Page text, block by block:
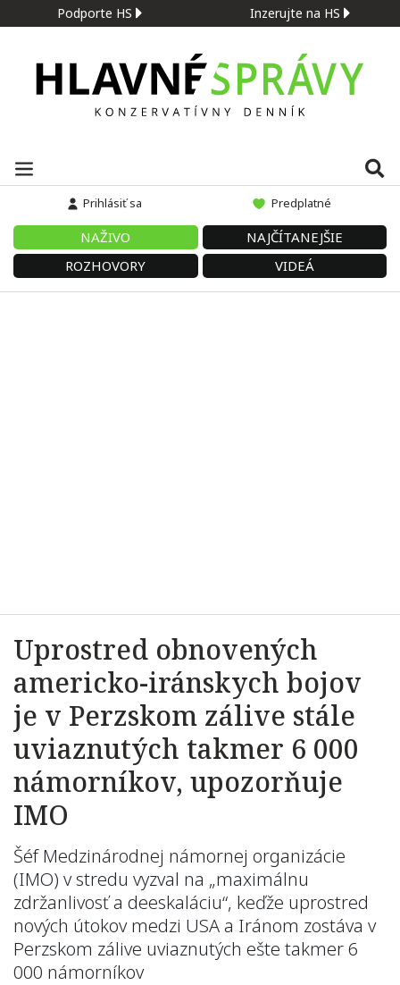
Podporte HS Inzerujte na HS
Prihlásiť sa Predplatné
NAŽIVO
NAJČÍTANEJŠIE
ROZHOVORY
VIDEÁ
Uprostred obnovených
americko-iránskych bojov
je v Perzskom zálive stále
uviaznutých takmer 6 000
námorníkov, upozorňuje
IMO
Šéf Medzinárodnej námornej organizácie
(IMO) v stredu vyzval na „maximálnu
zdržanlivosť a deeskaláciu“, keďže uprostred
nových útokov medzi USA a Iránom zostáva v
Perzskom zálive uviaznutých ešte takmer 6
000 námorníkov